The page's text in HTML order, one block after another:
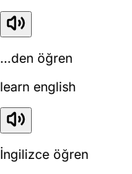
…den öğren
learn english
İngilizce öğren